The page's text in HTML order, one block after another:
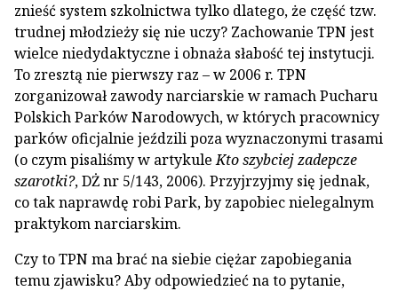
znieść system szkolnictwa tylko dlatego, że część tzw.
trudnej młodzieży się nie uczy? Zachowanie TPN jest
wielce niedydaktyczne i obnaża słabość tej instytucji.
To zresztą nie pierwszy raz – w 2006 r. TPN
zorganizował zawody narciarskie w ramach Pucharu
Polskich Parków Narodowych, w których pracownicy
parków oficjalnie jeździli poza wyznaczonymi trasami
(o czym pisaliśmy w artykuleKto szybciej zadepcze
szarotki?, DŻ nr 5/143, 2006). Przyjrzyjmy się jednak,
co tak naprawdę robi Park, by zapobiec nielegalnym
praktykom narciarskim.
Czy to TPN ma brać na siebie ciężar zapobiegania
temu zjawisku? Aby odpowiedzieć na to pytanie,